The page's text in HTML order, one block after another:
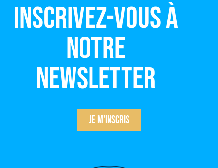
Inscrivez-vous à
notre
newsletter
Je m'inscris